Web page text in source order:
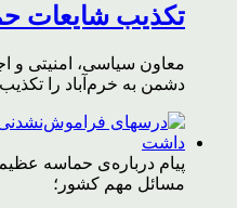
تکذیب شایعات
معاون سیاسی، امنیتی و
دشمن به خرم‌آباد را
پیام درباره‌ی حماسه عظیم
مسائل مهم کشور؛